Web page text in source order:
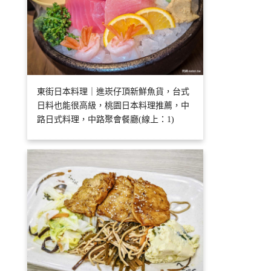
東街日本料理｜進崁仔頂新鮮魚貨，台式
日料也能很高級，桃園日本料理推薦，中
路日式料理，中路聚會餐廳(線上：1)